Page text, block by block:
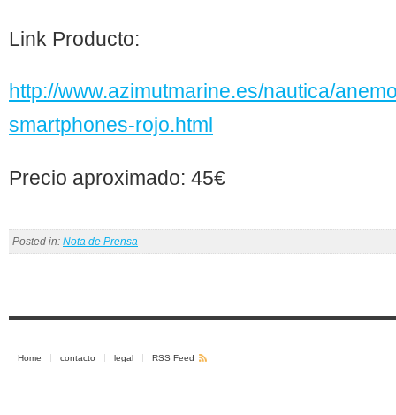
Link Producto:
http://www.azimutmarine.es/nautica/
smartphones-rojo.html
Precio aproximado: 45€
Posted in: Nota de Prensa
Home contacto legal RSS Feed